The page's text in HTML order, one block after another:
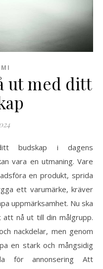
ut med ditt
budskap i dagens
vara en utmaning. Vare
en produkt, sprida
ett varumärke, kräver
uppmärksamhet. Nu ska
nå ut till din målgrupp.
nackdelar, men genom
en stark och mångsidig
för annonsering Att